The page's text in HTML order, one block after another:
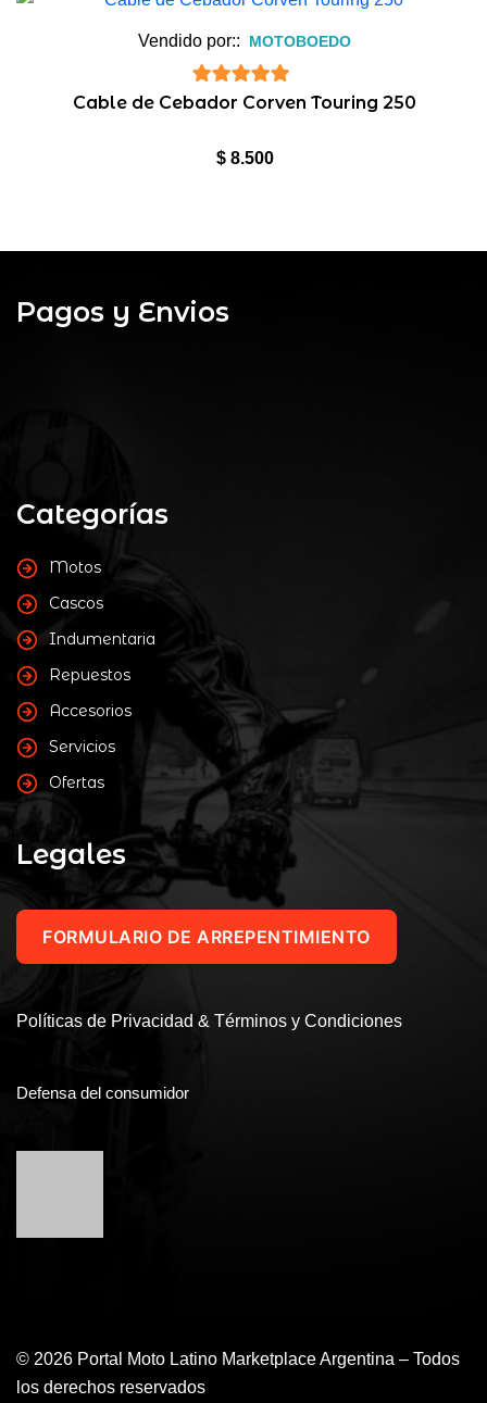
Vendido por:: MOTOBOEDO
5de 5
Cable de Cebador Corven Touring 250
$8.500
Pagos y Envios
Categorías
Motos
Cascos
Indumentaria
Repuestos
Accesorios
Servicios
Ofertas
Legales
FORMULARIO DE ARREPENTIMIENTO
Políticas de Privacidad & Términos y Condiciones
Defensa del consumidor
© 2026 Portal Moto Latino Marketplace Argentina – Todos